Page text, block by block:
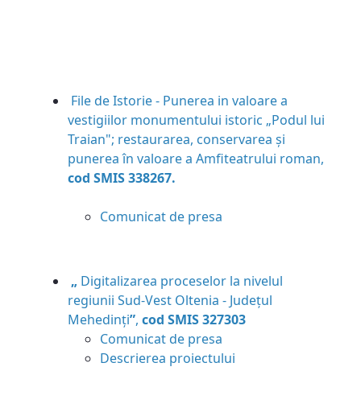
File de Istorie - Punerea in valoare a
vestigiilor monumentului istoric „Podul lui
Traian"; restaurarea, conservarea și
punerea în valoare a Amfiteatrului roman,
cod SMIS 338267.
Comunicat de presa
„ Digitalizarea proceselor la nivelul
regiunii Sud-Vest Oltenia - Județul
Mehedinți”, cod SMIS 327303
Comunicat de presa
Descrierea proiectului